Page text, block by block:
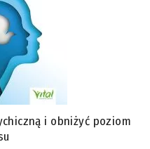
i obniżyć poziom